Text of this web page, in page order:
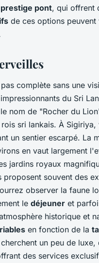
prestige pont, qui offrent
de ces options
complète sans une
du Sri
nom de "Rocher du
sri lankais. À
un sentier escarpé. La
en vaut largement
jardins royaux
souvent des
observer la faune
le déjeuner et
historique et
en fonction de la
un peu de luxe,
des services